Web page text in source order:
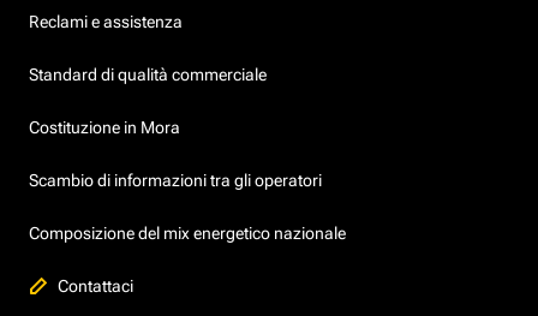
Reclami e assistenza
Standard di qualità commerciale
Costituzione in Mora
Scambio di informazioni tra gli operatori
Composizione del mix energetico nazionale
Contattaci